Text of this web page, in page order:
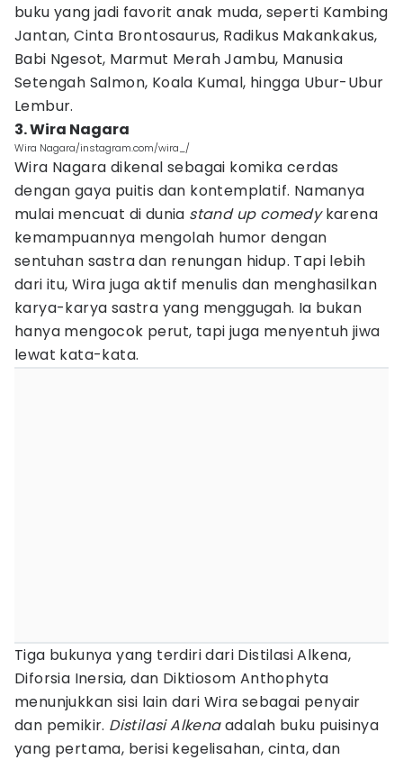
buku yang jadi favorit anak muda, seperti Kambing
Jantan, Cinta Brontosaurus, Radikus Makankakus,
Babi Ngesot, Marmut Merah Jambu, Manusia
Setengah Salmon, Koala Kumal, hingga Ubur-Ubur
Lembur.
3. Wira Nagara
Wira Nagara/instagram.com/wira_/
Wira Nagara dikenal sebagai komika cerdas
dengan gaya puitis dan kontemplatif. Namanya
mulai mencuat di dunia stand up comedykarena
kemampuannya mengolah humor dengan
sentuhan sastra dan renungan hidup. Tapi lebih
dari itu, Wira juga aktif menulis dan menghasilkan
karya-karya sastra yang menggugah. Ia bukan
hanya mengocok perut, tapi juga menyentuh jiwa
lewat kata-kata.
Tiga bukunya yang terdiri dari Distilasi Alkena,
Diforsia Inersia, dan Diktiosom Anthophyta
menunjukkan sisi lain dari Wira sebagai penyair
dan pemikir. Distilasi Alkenaadalah buku puisinya
yang pertama, berisi kegelisahan, cinta, dan